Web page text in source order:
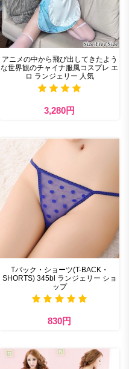
アニメの中から飛び出してきたよう
な世界観のチャイナ服風コスプレ エ
ロ ランジェリー 人気
3,280円
Tバック・ショーツ(T-BACK・
SHORTS) 345bl ランジェリー ショ
ップ
830円